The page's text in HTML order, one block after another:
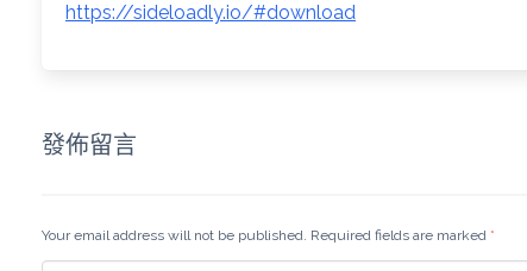
https://sideloadly.io/#download
發佈留言
Your email address will not be published. Required fields are marked *